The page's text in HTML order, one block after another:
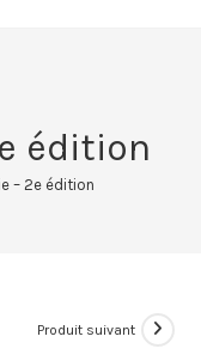
édition
– 2e édition
Produit suivant